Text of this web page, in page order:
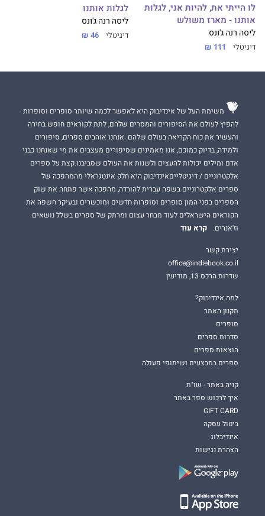
לו הייתי את, להיות אני, לגלות
אותנו - מארז משולש
ליסה רנה ג'ונס
דיגיטלי
111 ₪
לגלות אותנו
ליסה רנה ג'ונס
דיגיטלי 46 ₪
משימת העל של אינדיבוק היא לאפשר לכמה שיותר סופרים וסופרות
להפיץ לעולם את הסיפורים והמסרים שלהם, לתת לקוראים חופש בחירה
והעשיר את כוח הקריאה בעולם שלהם. אנחנו אוהבים ספרים, סיפורים
ולמידה, בדיוק כמוכם, אנו מאמינים שסיפורים מעצבים את מי שאנחנו כבני
אדם ומילים יכולות להעצים ולשנות את העולם שסביבנו.קצת על ספרים
אלקטרוניים / דיגיטלייםאינדיבוק היא חלק אינטגראלי מהמהפכה של
ספרים אלקטרוניים בשפה עברית להורדה, מהפכה אשר פתחה את שוק
הספרים בפני המון סופרים וסופרות חדשים ומוכשרים ובעיקר חשפה את
הקוראים הישראלים לעוד מבחר עצום ומרתק של ספרים בשלל נושאים
וז'אנרים.
קרא עוד
יצירת קשר
office@indiebook.co.il
שדרות הרכס 13, מודיעין
למה אינדיבוק?
תקנון האתר
סופרים
סדרות ספרים
הוצאות ספרים
ספרים במבצעים ושיתופי פעולה
קניה באתר - שו"ת
איך לרכוש ספר באתר
GIFT CARD
ביטול עסקה
אינדיבלוג
הצהרת נגישות